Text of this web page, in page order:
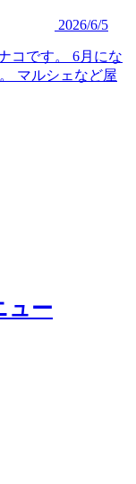
2026/6/5
コです。 6月にな
マルシェなど屋
ュー